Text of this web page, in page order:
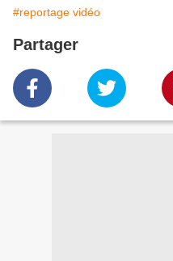
#reportage vidéo
Partager